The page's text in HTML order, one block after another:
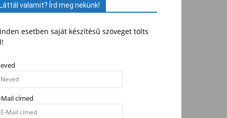
valamit? Írd meg nekünk!
esetben saját készítésű szöveget tölts
Mail címed